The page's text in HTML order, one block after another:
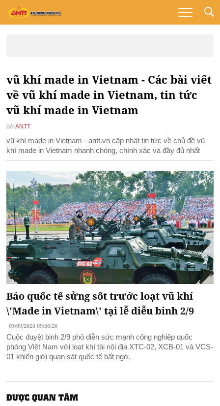
vũ khí made in Vietnam - Các bài viết
về vũ khí made in Vietnam, tin tức
vũ khí made in Vietnam
Bởi ANTT
vũ khí made in Vietnam - antt.vn cập nhật tin tức về chủ đề vũ
khí made in Vietnam nhanh chóng, chính xác và đầy đủ nhất
Báo quốc tế sửng sốt trước loạt vũ khí
\'Made in Vietnam\' tại lễ diễu binh 2/9
03/09/2025 09:56:26
Cuộc duyệt binh 2/9 phô diễn sức mạnh công nghiệp quốc
phòng Việt Nam với loạt khí tài nội địa XTC-02, XCB-01 và VCS-
01 khiến giới quan sát quốc tế bất ngờ.
ĐƯỢC QUAN TÂM